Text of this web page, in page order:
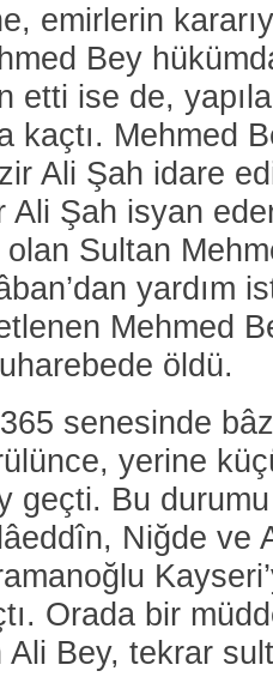
emirlerin
Bey
etti ise de,
kaçtı. Mehmed
Ali Şah idare
Ali Şah isyan
Sultan
yardım
Mehmed
öldü.
senesinde
yerine
geçti. Bu
Niğde ve
Orada bir
Ali Bey, tekrar